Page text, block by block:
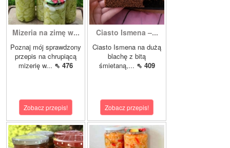
Mizeria na zimę w...
Poznaj mój sprawdzony
przepis na chrupiącą
mizerię w... ⇖ 476
Zobacz przepis!
Ciasto Ismena –...
Ciasto Ismena na dużą
blachę z bitą
śmietaną,... ⇖ 409
Zobacz przepis!